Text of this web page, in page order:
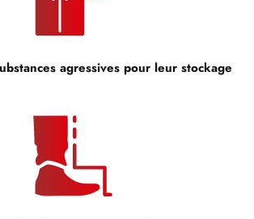
agressives pour leur stockage